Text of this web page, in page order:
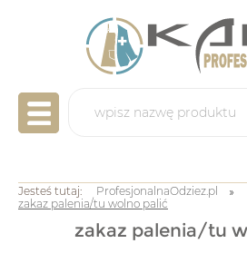
GASTRONOMICZNA
MEDYCZNA
Jesteś tutaj: ProfesjonalnaOdziez.pl
zakaz palenia/tu wolno palić
zakaz palenia/tu